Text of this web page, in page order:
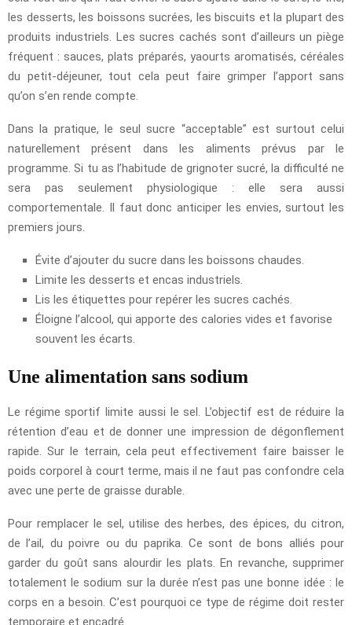
les desserts, les boissons sucrées, les biscuits et la plupart des
produits industriels. Les sucres cachés sont d’ailleurs un piège
fréquent : sauces, plats préparés, yaourts aromatisés, céréales
du petit-déjeuner, tout cela peut faire grimper l’apport sans
qu’on s’en rende compte.
Dans la pratique, le seul sucre “acceptable” est surtout celui
naturellement présent dans les aliments prévus par le
programme. Si tu as l’habitude de grignoter sucré, la difficulté ne
sera pas seulement physiologique : elle sera aussi
comportementale. Il faut donc anticiper les envies, surtout les
premiers jours.
Évite d’ajouter du sucre dans les boissons chaudes.
Limite les desserts et encas industriels.
Lis les étiquettes pour repérer les sucres cachés.
Éloigne l’alcool, qui apporte des calories vides et favorise
souvent les écarts.
Une alimentation sans sodium
Le régime sportif limite aussi le sel. L’objectif est de réduire la
rétention d’eau et de donner une impression de dégonflement
rapide. Sur le terrain, cela peut effectivement faire baisser le
poids corporel à court terme, mais il ne faut pas confondre cela
avec une perte de graisse durable.
Pour remplacer le sel, utilise des herbes, des épices, du citron,
de l’ail, du poivre ou du paprika. Ce sont de bons alliés pour
garder du goût sans alourdir les plats. En revanche, supprimer
totalement le sodium sur la durée n’est pas une bonne idée : le
corps en a besoin. C’est pourquoi ce type de régime doit rester
temporaire et encadré.